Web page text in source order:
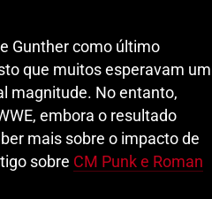
Gunther como último
que muitos esperavam um
magnitude. No entanto,
embora o resultado
mais sobre o impacto de
sobre CM Punk e Roman